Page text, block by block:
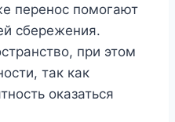
перенос помогают
сбережения.
при этом
так как
оказаться